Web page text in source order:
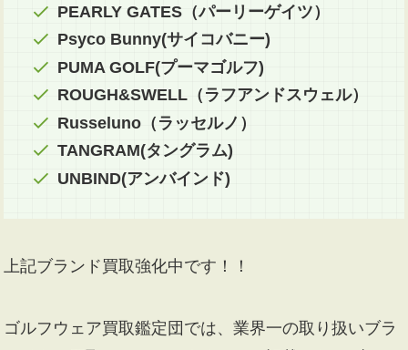
PEARLY GATES（パーリーゲイツ）
Psyco Bunny(サイコバニー)
PUMA GOLF(プーマゴルフ)
ROUGH&SWELL（ラフアンドスウェル）
Russeluno（ラッセルノ）
TANGRAM(タングラム)
UNBIND(アンバインド)
上記ブランド買取強化中です！！
ゴルフウェア買取鑑定団では、業界一の取り扱いブラ